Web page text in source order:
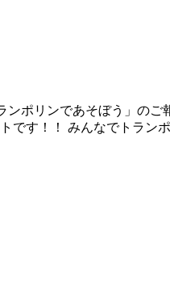
ポリンであそぼう」のご
す！！ みんなでトラン